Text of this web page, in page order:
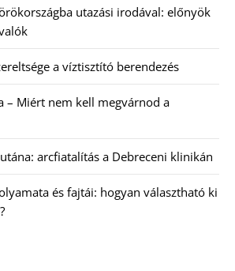
utazási irodával: előnyök
a víztisztító berendezés
– Miért nem kell megvárnod a
arcfiatalítás a Debreceni klinikán
és fajtái: hogyan választható ki